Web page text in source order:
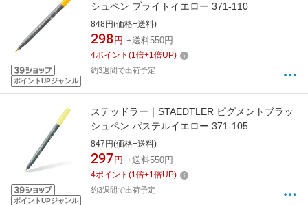
ポイントUPジャンル
シュペン ブライトイエロー 371-110
848円(価格+送料)
298 円 +送料550円
4ポイント (1倍+1倍UP)
約3週間で出荷予定
ポイントUPジャンル
ステッドラー｜STAEDTLER ピグメントブラッ
シュペン パステルイエロー 371-105
847円(価格+送料)
297 円 +送料550円
4ポイント (1倍+1倍UP)
約3週間で出荷予定